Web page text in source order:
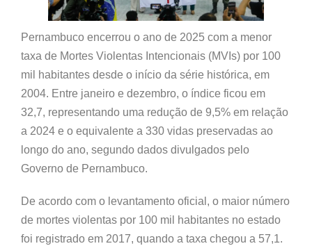
Pernambuco encerrou o ano de 2025 com a menor
taxa de Mortes Violentas Intencionais (MVIs) por 100
mil habitantes desde o início da série histórica, em
2004. Entre janeiro e dezembro, o índice ficou em
32,7, representando uma redução de 9,5% em relação
a 2024 e o equivalente a 330 vidas preservadas ao
longo do ano, segundo dados divulgados pelo
Governo de Pernambuco.
De acordo com o levantamento oficial, o maior número
de mortes violentas por 100 mil habitantes no estado
foi registrado em 2017, quando a taxa chegou a 57,1.